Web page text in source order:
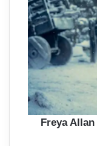
Freya Allan